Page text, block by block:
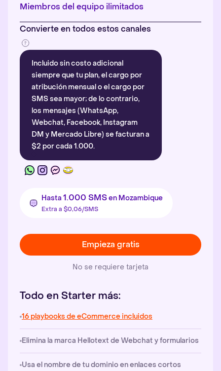
Miembros del equipo ilimitados
Convierte en todos estos canales
Incluido sin costo adicional
siempre que tu plan, el cargo por
atribución mensual o el cargo por
SMS sea mayor; de lo contrario,
los mensajes (WhatsApp,
Webchat, Facebook, Instagram
DM y Mercado Libre) se facturan a
$2 por cada 1.000.
Hasta 1.000 SMSen Mozambique
Extra a $0,06/SMS
Empieza gratis
No se requiere tarjeta
Todo en Starter más:
16 playbooks de eCommerce incluidos
Elimina la marca Hellotext de Webchat y formularios
Usa el nombre de tu dominio en enlaces cortos